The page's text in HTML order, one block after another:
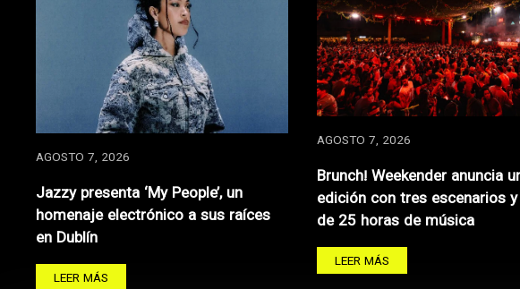
AGOSTO 7, 2026
Jazzy presenta ‘My People’, un
homenaje electrónico a sus raíces
en Dublín
LEER MÁS
AGOSTO 7, 2026
Brunch! Weekender anuncia
edición con tres escenarios
de 25 horas de música
LEER MÁS